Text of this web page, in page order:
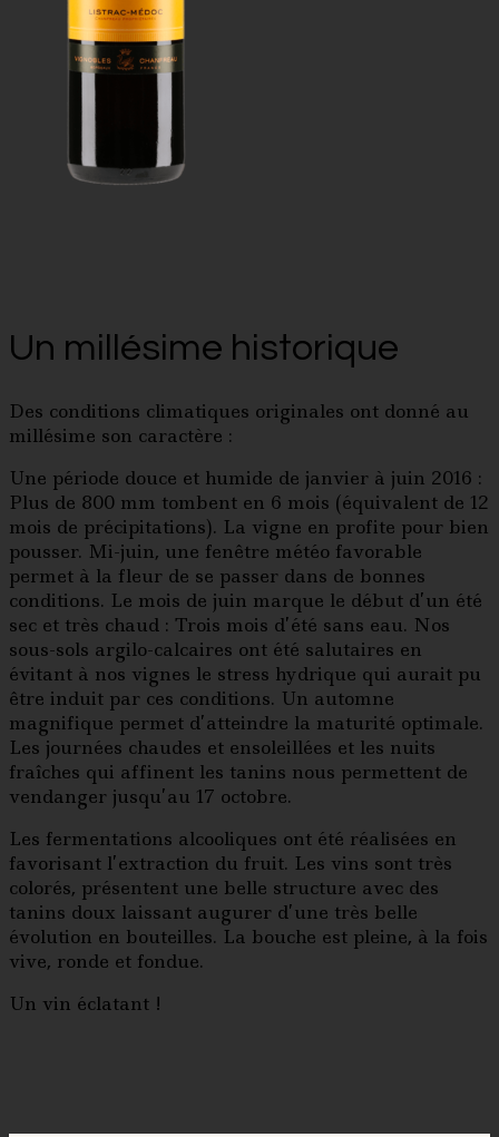
Un millésime historique
Des conditions climatiques originales ont donné au
millésime son caractère :
Une période douce et humide de janvier à juin 2016 :
Plus de 800 mm tombent en 6 mois (équivalent de 12
mois de précipitations). La vigne en profite pour bien
pousser. Mi-juin, une fenêtre météo favorable
permet à la fleur de se passer dans de bonnes
conditions. Le mois de juin marque le début d’un été
sec et très chaud : Trois mois d’été sans eau. Nos
sous-sols argilo-calcaires ont été salutaires en
évitant à nos vignes le stress hydrique qui aurait pu
être induit par ces conditions. Un automne
magnifique permet d’atteindre la maturité optimale.
Les journées chaudes et ensoleillées et les nuits
fraîches qui affinent les tanins nous permettent de
vendanger jusqu’au 17 octobre.
Les fermentations alcooliques ont été réalisées en
favorisant l’extraction du fruit. Les vins sont très
colorés, présentent une belle structure avec des
tanins doux laissant augurer d’une très belle
évolution en bouteilles. La bouche est pleine, à la fois
vive, ronde et fondue.
Un vin éclatant !